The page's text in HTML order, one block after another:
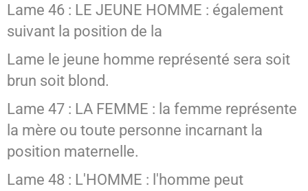
Lame 46 : LE JEUNE HOMME : également
suivant la position de la
Lame le jeune homme représenté sera soit
brun soit blond.
Lame 47 : LA FEMME : la femme représente
la mère ou toute personne incarnant la
position maternelle.
Lame 48 : L'HOMME : l'homme peut